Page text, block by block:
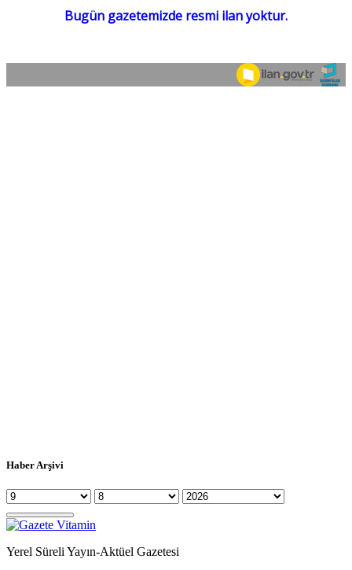
Haber Arşivi
Yerel Süreli Yayın-Aktüel Gazetesi